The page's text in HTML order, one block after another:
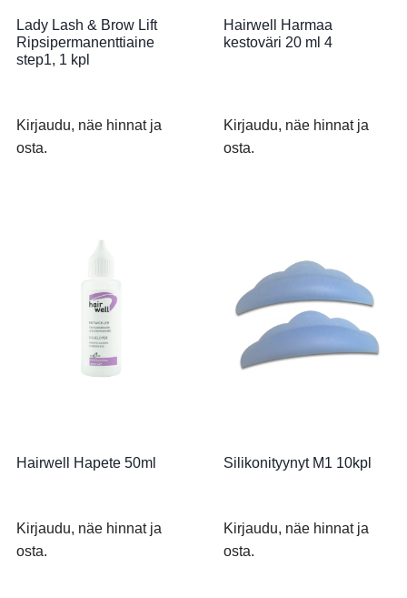
Lady Lash & Brow Lift
Ripsipermanenttiaine
step1, 1 kpl
Kirjaudu, näe hinnat ja
osta.
Hairwell Harmaa
kestoväri 20 ml 4
Kirjaudu, näe hinnat ja
osta.
Hairwell Hapete 50ml
Kirjaudu, näe hinnat ja
osta.
Silikonityynyt M1 10kpl
Kirjaudu, näe hinnat ja
osta.